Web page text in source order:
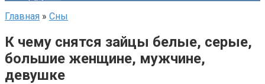
Главная » Сны
К чему снятся зайцы белые, серые,
большие женщине, мужчине,
девушке